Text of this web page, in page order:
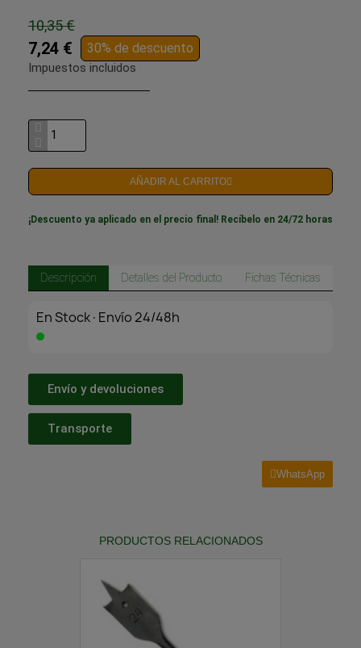
10,35 €
7,24 € 30% de descuento
Impuestos incluidos
AÑADIR AL CARRITO
¡Descuento ya aplicado en el precio final! Recíbelo en 24/72 horas
Descripción Detalles del Producto Fichas Técnicas
En Stock·Envío 24/48h
Envío y devoluciones
Transporte
WhatsApp
PRODUCTOS RELACIONADOS